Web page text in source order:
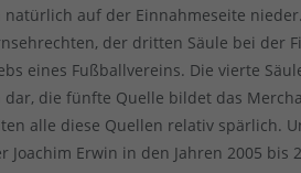
natürlich auf der Einnahmeseite
der dritten Säule bei der
eines Fußballvereins. Die vierte
dar, die fünfte Quelle bildet das
alle diese Quellen relativ spärlich.
Joachim Erwin in den Jahren 2005